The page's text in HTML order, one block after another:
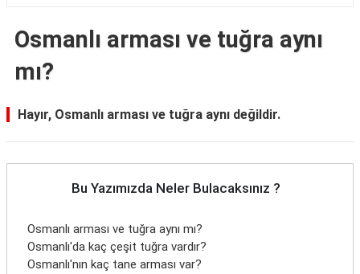
Oyun
Yaşam
Hukuk
Blog
Osmanlı arması ve tuğra aynı
mı?
Hayır, Osmanlı arması ve tuğra aynı değildir.
Bu Yazımızda Neler Bulacaksınız ?
Osmanlı arması ve tuğra aynı mı?
Osmanlı'da kaç çeşit tuğra vardır?
Osmanlı'nın kaç tane arması var?